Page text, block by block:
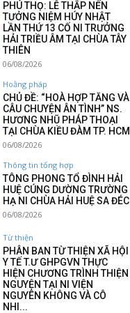
PHÚ THỌ: LỄ THẮP NẾN
TƯỞNG NIỆM HÚY NHẬT
LẦN THỨ 13 CỐ NI TRƯỞNG
HẢI TRIỀU ÂM TẠI CHÙA TÂY
THIÊN
06/08/2026
Hoằng pháp
CHỦ ĐỀ: “HOÀ HỢP TĂNG VÀ
CÂU CHUYỆN ÂN TÌNH” NS.
HƯƠNG NHŨ PHÁP THOẠI
TẠI CHÙA KIỀU ĐÀM TP. HCM
06/08/2026
Thông tin tổng hợp
TÔNG PHONG TỔ ĐÌNH HẢI
HUỆ CÚNG DƯỜNG TRƯỜNG
HẠ NI CHÙA HẢI HUỆ SA ĐÉC
06/08/2026
Từ thiện
PHÂN BAN TỪ THIỆN XÃ HỘI
Y TẾ T.Ư GHPGVN THỰC
HIỆN CHƯƠNG TRÌNH THIỆN
NGUYỆN TẠI NI VIỆN
NGUYÊN KHÔNG VÀ CÔ
NHI...